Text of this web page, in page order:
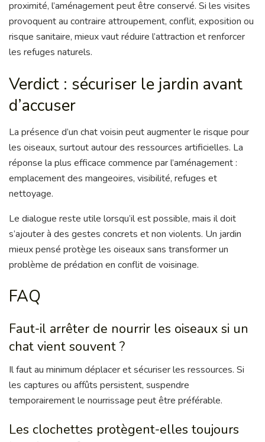
proximité, l’aménagement peut être conservé. Si les visites
provoquent au contraire attroupement, conflit, exposition ou
risque sanitaire, mieux vaut réduire l’attraction et renforcer
les refuges naturels.
Verdict : sécuriser le jardin avant
d’accuser
La présence d’un chat voisin peut augmenter le risque pour
les oiseaux, surtout autour des ressources artificielles. La
réponse la plus efficace commence par l’aménagement :
emplacement des mangeoires, visibilité, refuges et
nettoyage.
Le dialogue reste utile lorsqu’il est possible, mais il doit
s’ajouter à des gestes concrets et non violents. Un jardin
mieux pensé protège les oiseaux sans transformer un
problème de prédation en conflit de voisinage.
FAQ
Faut-il arrêter de nourrir les oiseaux si un
chat vient souvent ?
Il faut au minimum déplacer et sécuriser les ressources. Si
les captures ou affûts persistent, suspendre
temporairement le nourrissage peut être préférable.
Les clochettes protègent-elles toujours